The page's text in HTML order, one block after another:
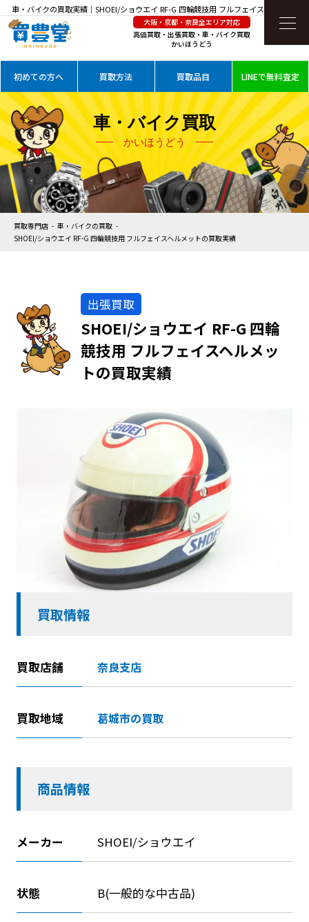
車・バイクの買取実績｜SHOEI/ショウエイ RF-G 四輪競技用 フルフェイスヘルメットを
高価買取
大阪・京都・奈良全エリア対応
高価買取・出張買取・車・バイク買取
かいほうどう
初めての方へ 買取方法 買取品目 LINEで無料査定
車・バイク買取
かいほうどう
買取専門店
車・バイクの買取
SHOEI/ショウエイ RF-G 四輪競技用 フルフェイスヘルメットの買取実績
出張買取
SHOEI/ショウエイ RF-G 四輪
競技用 フルフェイスヘルメッ
トの買取実績
買取情報
買取店舗 奈良支店
買取地域 葛城市の買取
商品情報
メーカー SHOEI/ショウエイ
状態 B(一般的な中古品)